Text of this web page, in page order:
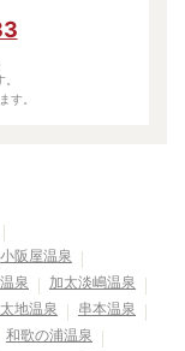
す。
小阪屋温泉
泉
加太淡嶋温泉
地温泉
串本温泉
和歌の浦温泉